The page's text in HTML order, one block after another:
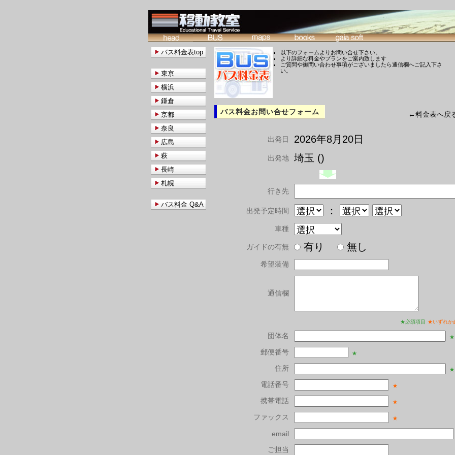
以下のフォームよりお問い合せ下さい。
より詳細な料金やプランをご案内致します
ご質問や御問い合わせ事項がございましたら通信欄へご記入下さ
い。
バス料金お問い合せフォーム ←料金表へ戻
出発日 2026年8月20日
出発地 埼玉 ()
行き先
出発予定時間 ：
車種
ガイドの有無 有り 無し
希望装備
通信欄
★必須項目 ★いずれか
団体名 ★
郵便番号 ★
住所 ★
電話番号 ★
携帯電話 ★
ファックス ★
email
ご担当
バス料金表top
東京
横浜
鎌倉
京都
奈良
広島
萩
長崎
札幌
バス料金 Q&A